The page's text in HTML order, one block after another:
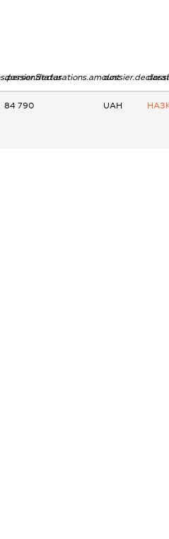
dossier.declarations.amount
84 790 UAH